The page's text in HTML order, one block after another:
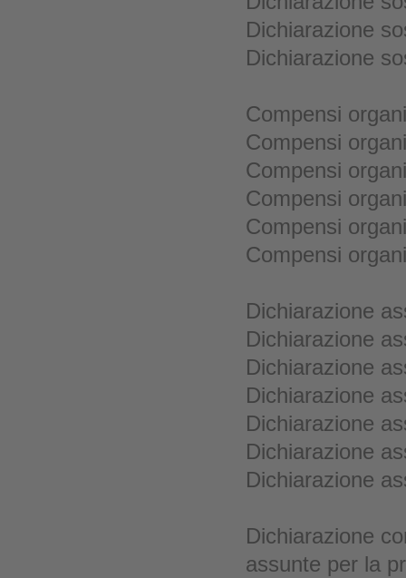
Dichiarazione
Dichiarazione
Compensi
Compensi
Compensi
Compensi
Compensi
Compensi
Dichiarazione
Dichiarazione
Dichiarazione
Dichiarazione
Dichiarazione
Dichiarazione
Dichiarazione
Dichiarazione
assunte per la